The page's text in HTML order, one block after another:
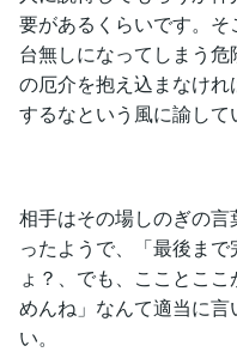
要があるくらいです。
台無しになってしまう
の厄介を抱え込まなけ
するなという風に諭して
相手はその場しのぎの
ったようで、「最後ま
ょ？、でも、こことこ
めんね」なんて適当に
い。